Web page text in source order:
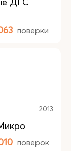
поверки
2013
поверок